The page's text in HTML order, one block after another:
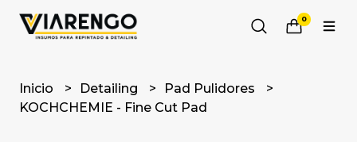
0
Inicio Detailing
Pad Pulidores
KOCHCHEMIE - Fine Cut Pad